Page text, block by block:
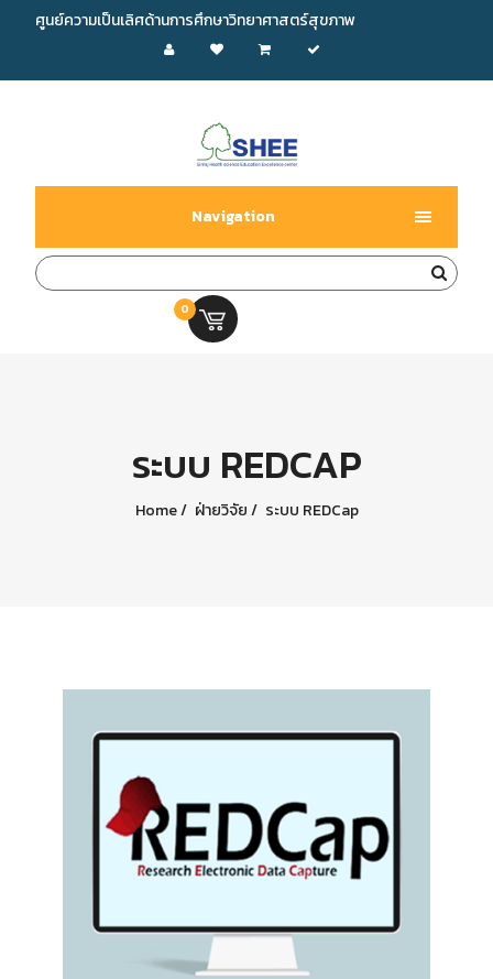
ศูนย์ความเป็นเลิศด้านการศึกษาวิทยาศาสตร์สุขภาพ
Navigation
0
ระบบ REDCAP
Home ฝ่ายวิจัย ระบบ REDCap